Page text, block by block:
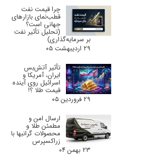
چرا قیمت نفت
قطب‌نمای بازارهای
جهانی است؟
(تحلیل تأثیر نفت
بر سرمایه‌گذاری)
۲۹ اردیبهشت ۰۵
تأثیر آتش‌بس
ایران، آمریکا و
اسرائیل روی آینده
قیمت طلا ؟!
۲۹ فروردین ۰۵
ارسال امن و
مطمئن طلا و
محصولات گرانبها با
زراکسپرس
۲۳ بهمن ۰۴